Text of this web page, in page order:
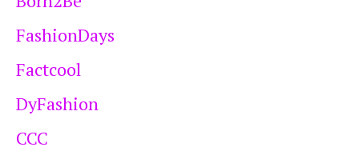
FashionDays
Factcool
DyFashion
CCC